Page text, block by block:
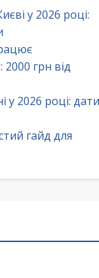
у 2026 році:
2000 грн від
у 2026 році: дати
гайд для